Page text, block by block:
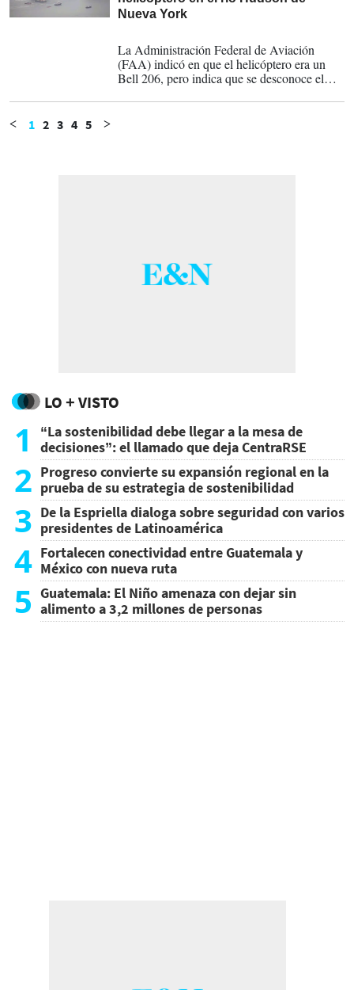
Nueva York
La Administración Federal de Aviación
(FAA) indicó en que el helicóptero era un
Bell 206, pero indica que se desconoce el
< 1 2 3 4 5 >
LO + VISTO
1
“La sostenibilidad debe llegar a la mesa de
decisiones”: el llamado que deja CentraRSE
2 Progreso convierte su expansión regional en la
prueba de su estrategia de sostenibilidad
3 De la Espriella dialoga sobre seguridad con varios
presidentes de Latinoamérica
4 Fortalecen conectividad entre Guatemala y
México con nueva ruta
5 Guatemala: El Niño amenaza con dejar sin
alimento a 3,2 millones de personas